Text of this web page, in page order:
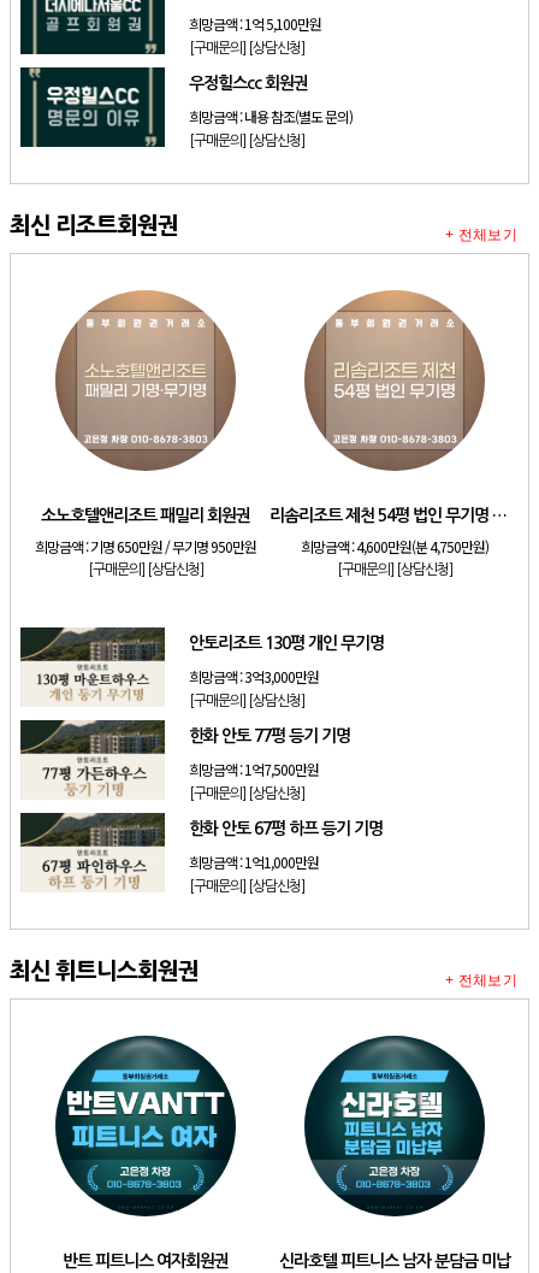
희망금액 :1억 5,100만원
[구매문의] [상담신청]
우정힐스cc 회원권
희망금액 :내용 참조(별도 문의)
[구매문의] [상담신청]
최신 리조트회원권
소노호텔앤리조트 패밀리 회원권
희망금액 :기명 650만원 / 무기명 950만원
[구매문의] [상담신청]
리솜리조트 제천 54평 법인 무기명 회원제
희망금액 :4,600만원(분 4,750만원)
[구매문의] [상담신청]
안토리조트 130평 개인 무기명
희망금액 :3억3,000만원
[구매문의] [상담신청]
한화 안토 77평 등기 기명
희망금액 :1억7,500만원
[구매문의] [상담신청]
한화 안토 67평 하프 등기 기명
희망금액 :1억1,000만원
[구매문의] [상담신청]
+ 전체보기
최신 휘트니스회원권
반트 피트니스 여자회원권 신라호텔 피트니스 남자 분담금 미납
+ 전체보기